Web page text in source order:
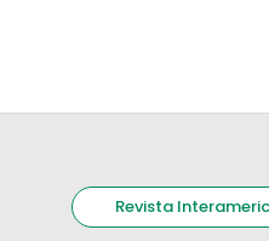
Revista